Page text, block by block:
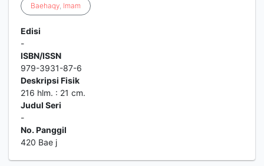
Baehaqy, Imam
Edisi
-
ISBN/ISSN
979-3931-87-6
Deskripsi Fisik
216 hlm. : 21 cm.
Judul Seri
-
No. Panggil
420 Bae j